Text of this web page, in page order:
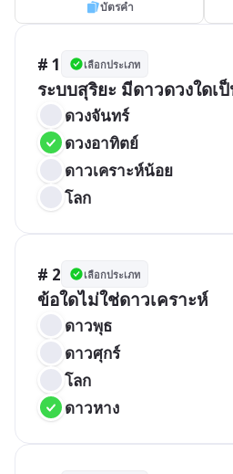
บัตรคำ
# 1 เลือกประเภท
ระบบสุริยะ มีดาวดวงใดเ
ดวงจันทร์
ดวงอาทิตย์
ดาวเคราะห์น้อย
โลก
# 2 เลือกประเภท
ข้อใดไม่ใช่ดาวเคราะห์
ดาวพุธ
ดาวศุกร์
โลก
ดาวหาง